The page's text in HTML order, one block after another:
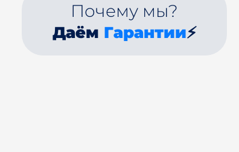
Почему мы?
Даём Гарантии⚡